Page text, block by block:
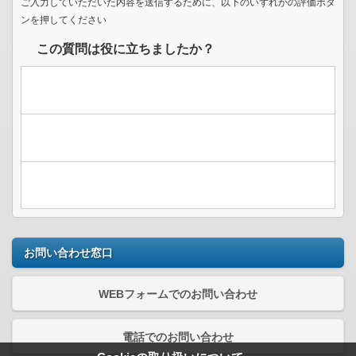
ご入力していただいた内容を送信するために、以下のいずれかの評価ボタ
ンを押してください
この質問は役に立ちましたか？
お問い合わせ窓口
WEBフォームでのお問い合わせ
電話でのお問い合わせ